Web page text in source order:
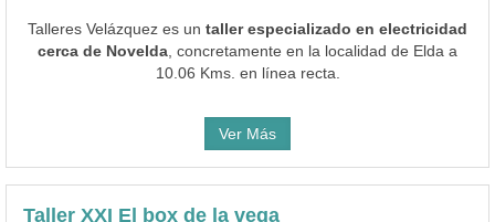
Talleres Velázquez es un taller especializado en electricidad
cerca de Novelda , concretamente en la localidad de Elda a
10.06 Kms. en línea recta.
Ver Más
Taller XXI El box de la vega